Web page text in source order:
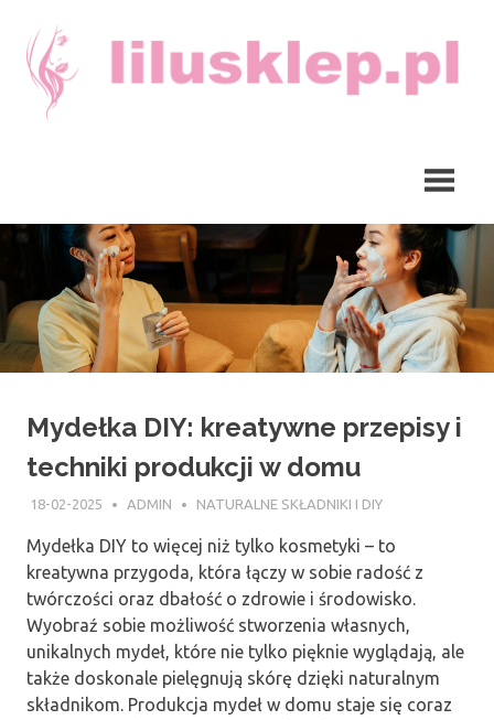
content
Mydełka DIY: kreatywne przepisy i
techniki produkcji w domu
18-02-2025 ADMIN NATURALNE SKŁADNIKI I DIY
Mydełka DIY to więcej niż tylko kosmetyki – to
kreatywna przygoda, która łączy w sobie radość z
twórczości oraz dbałość o zdrowie i środowisko.
Wyobraź sobie możliwość stworzenia własnych,
unikalnych mydeł, które nie tylko pięknie wyglądają, ale
także doskonale pielęgnują skórę dzięki naturalnym
składnikom. Produkcja mydeł w domu staje się coraz